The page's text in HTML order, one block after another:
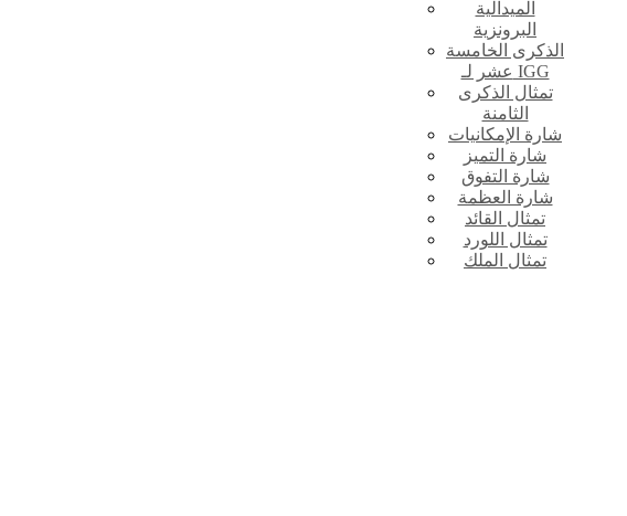
الميدالية
البرونزية
الذكرى الخامسة
عشر لـ IGG
تمثال الذكرى
الثامنة
شارة الإمكانيات
شارة التميز
شارة التفوق
شارة العظمة
تمثال القائد
تمثال اللورد
تمثال الملك